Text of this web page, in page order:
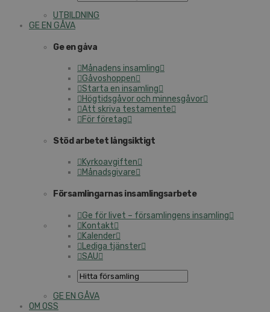
UTBILDNING
GE EN GÅVA
Ge en gåva
Månadens insamling
Gåvoshoppen
Starta en insamling
Högtidsgåvor och minnesgåvor
Att skriva testamente
För företag
Stöd arbetet långsiktigt
Kyrkoavgiften
Månadsgivare
Församlingarnas insamlingsarbete
Ge för livet – församlingens insamling
Kontakt
Kalender
Lediga tjänster
SAU
GE EN GÅVA
OM OSS